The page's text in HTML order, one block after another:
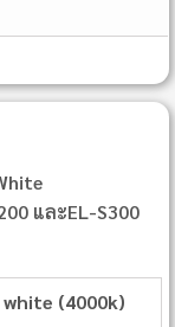
และEL-S300
white (4000k)